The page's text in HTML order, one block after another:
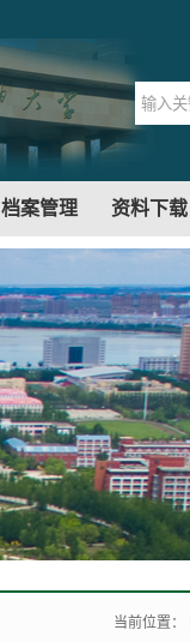
档案管理 资料下载
当前位置：